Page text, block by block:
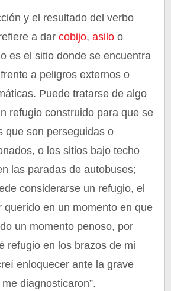
y el resultado del verbo
a darcobijo,asilo o
es el sitio donde se encuentra
frente a peligros externos o
Puede tratarse de algo
refugio construido para que se
que son perseguidas o
o los sitios bajo techo
las paradas de autobuses;
considerarse un refugio, el
querido en un momento en que
un momento penoso, por
refugio en los brazos de mi
enloquecer ante la grave
diagnosticaron”.